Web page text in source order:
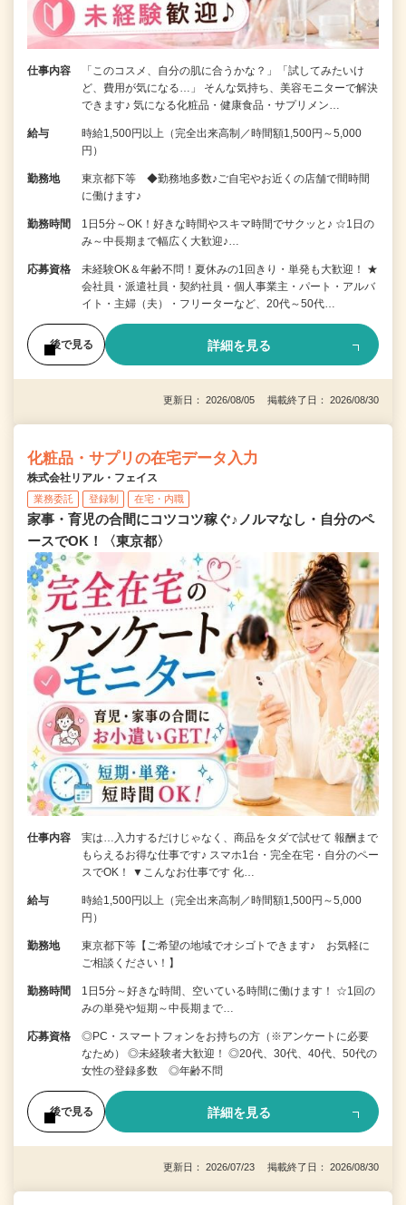
仕事内容
「このコスメ、自分の肌に合うかな？」「試してみたいけ
ど、費用が気になる…」 そんな気持ち、美容モニターで解決
できます♪ 気になる化粧品・健康食品・サプリメン…
給与
時給1,500円以上（完全出来高制／時間額1,500円～5,000
円）
勤務地
東京都下等 ◆勤務地多数♪ご自宅やお近くの店舗で間時間
に働けます♪
勤務時間
1日5分～OK！好きな時間やスキマ時間でサクッと♪ ☆1日の
み～中長期まで幅広く大歓迎♪…
応募資格
未経験OK＆年齢不問！夏休みの1回きり・単発も大歓迎！ ★
会社員・派遣社員・契約社員・個人事業主・パート・アルバ
イト・主婦（夫）・フリーターなど、20代～50代…
後で見る 詳細を見る
更新日： 2026/08/05 掲載終了日： 2026/08/30
化粧品・サプリの在宅データ入力
株式会社リアル・フェイス
業務委託 登録制 在宅・内職
家事・育児の合間にコツコツ稼ぐ♪ノルマなし・自分のペ
ースでOK！〈東京都〉
仕事内容
実は…入力するだけじゃなく、商品をタダで試せて 報酬まで
もらえるお得な仕事です♪ スマホ1台・完全在宅・自分のペー
スでOK！ ▼こんなお仕事です 化…
給与
時給1,500円以上（完全出来高制／時間額1,500円～5,000
円）
勤務地
東京都下等【ご希望の地域でオシゴトできます♪ お気軽に
ご相談ください！】
勤務時間
1日5分～好きな時間、空いている時間に働けます！ ☆1回の
みの単発や短期～中長期まで…
応募資格
◎PC・スマートフォンをお持ちの方（※アンケートに必要
なため） ◎未経験者大歓迎！ ◎20代、30代、40代、50代の
女性の登録多数 ◎年齢不問
後で見る 詳細を見る
更新日： 2026/07/23 掲載終了日： 2026/08/30